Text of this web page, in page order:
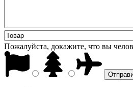
Пожалуйста, докажите, что вы